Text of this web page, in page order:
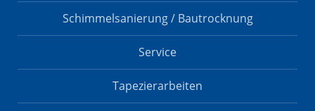
Schimmelsanierung / Bautrocknung
Service
Tapezierarbeiten